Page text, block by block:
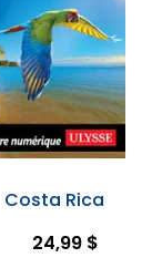
Costa Rica
24,99 $